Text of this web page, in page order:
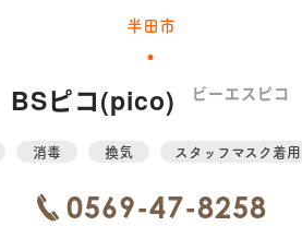
半田市
BSピコ(pico) ビーエスピコ
消毒 換気 スタッフマスク着用
0569-47-8258